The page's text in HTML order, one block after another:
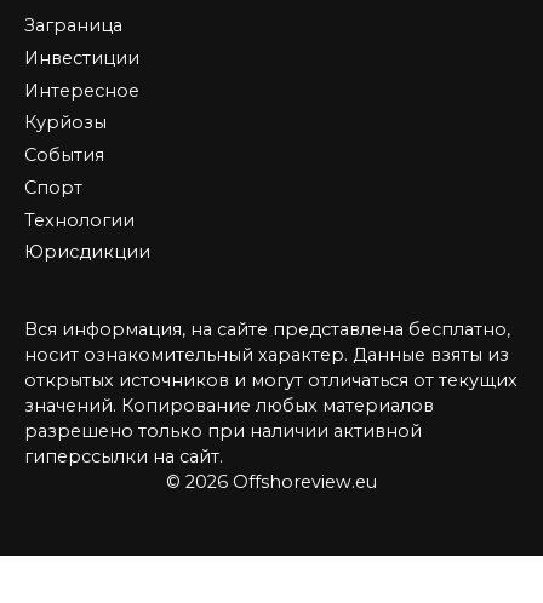
Заграница
Инвестиции
Интересное
Курйозы
События
Спорт
Технологии
Юрисдикции
Вся информация, на сайте представлена бесплатно,
носит ознакомительный характер. Данные взяты из
открытых источников и могут отличаться от текущих
значений. Копирование любых материалов
разрешено только при наличии активной
гиперссылки на сайт.
© 2026 Offshoreview.eu